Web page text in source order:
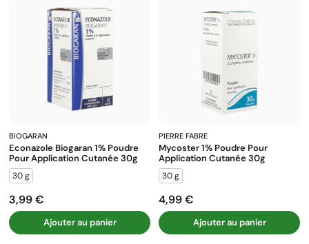
BIOGARAN
Econazole Biogaran 1% Poudre
Pour Application Cutanée 30g
30 g
Prix
3,99 €
Ajouter au panier
PIERRE FABRE
Mycoster 1% Poudre Pour
Application Cutanée 30g
30 g
Prix
4,99 €
Ajouter au panier